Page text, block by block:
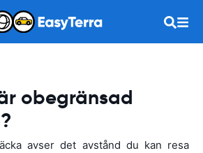
obegränsad
avser det avstånd du kan resa